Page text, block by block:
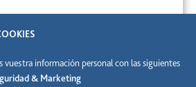
vuestra información personal con las siguientes
& Marketing